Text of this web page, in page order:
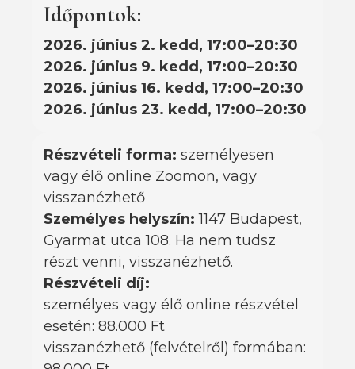
Időpontok:
2026. június 2. kedd, 17:00–20:30
2026. június 9. kedd, 17:00–20:30
2026. június 16. kedd, 17:00–20:30
2026. június 23. kedd, 17:00–20:30
Részvételi forma: személyesen
vagy élő online Zoomon, vagy
visszanézhető
Személyes helyszín:1147 Budapest,
Gyarmat utca 108. Ha nem tudsz
részt venni, visszanézhető.
Részvételi díj:
személyes vagy élő online részvétel
esetén: 88.000 Ft
visszanézhető (felvételről) formában: